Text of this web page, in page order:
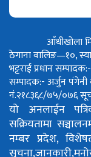
आँधीखोला
ठेगाना वालिङ—१०,
भट्टराईप्रधान
सम्पादक:- अर्जुन पंगेनी
नं.२१८३६८/७५/०७६
यो अनलाईन
सक्रियतामा
नम्बर प्रदेश,